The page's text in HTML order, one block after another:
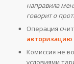
направила
говорит о
Операция
авторизацию
Комиссия не
условиями